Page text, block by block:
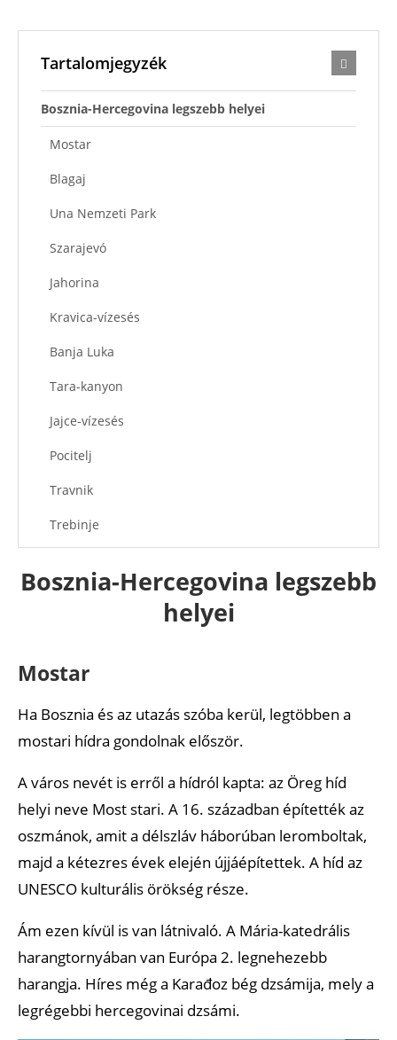
Tartalomjegyzék
Bosznia-Hercegovina legszebb helyei
Mostar
Blagaj
Una Nemzeti Park
Szarajevó
Jahorina
Kravica-vízesés
Banja Luka
Tara-kanyon
Jajce-vízesés
Pocitelj
Travnik
Trebinje
Višegrad
Bosznia-Hercegovina legszebb
helyei
Mostar
Ha Bosznia és az utazás szóba kerül, legtöbben a
mostari hídra gondolnak először.
A város nevét is erről a hídról kapta: az Öreg híd
helyi neve Most stari. A 16. században építették az
oszmánok, amit a délszláv háborúban leromboltak,
majd a kétezres évek elején újjáépítettek. A híd az
UNESCO kulturális örökség része.
Ám ezen kívül is van látnivaló. A Mária-katedrális
harangtornyában van Európa 2. legnehezebb
harangja. Híres még a Karađoz bég dzsámija, mely a
legrégebbi hercegovinai dzsámi.